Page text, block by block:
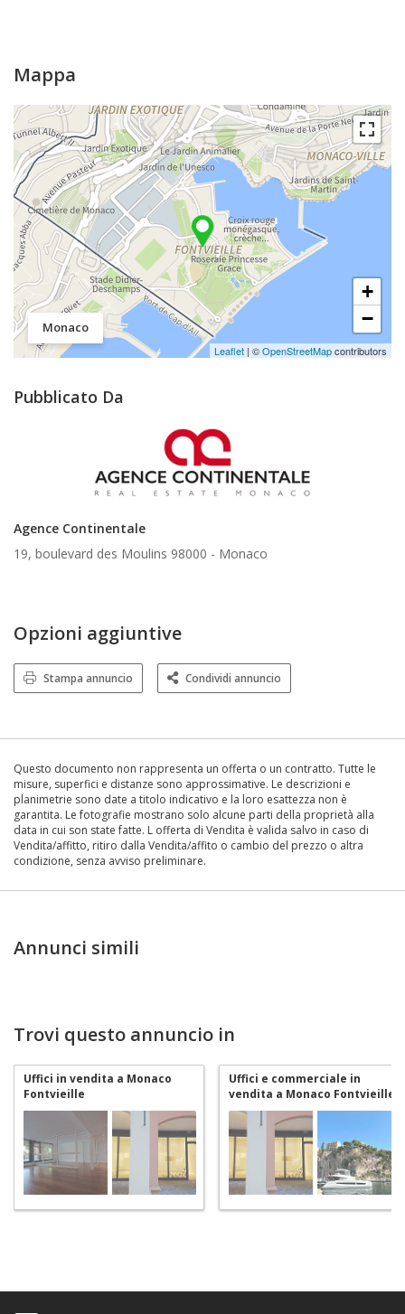
Mappa
Monaco
+
−
Leaflet | ©OpenStreetMapcontributors
Pubblicato Da
Agence Continentale
19, boulevard des Moulins 98000 - Monaco
Opzioni aggiuntive
Stampa annuncio Condividi annuncio
Questo documento non rappresenta un offerta o un contratto. Tutte le
misure, superfici e distanze sono approssimative. Le descrizioni e
planimetrie sono date a titolo indicativo e la loro esattezza non è
garantita. Le fotografie mostrano solo alcune parti della proprietà alla
data in cui son state fatte. L offerta di Vendita è valida salvo in caso di
Vendita/affitto, ritiro dalla Vendita/affito o cambio del prezzo o altra
condizione, senza avviso preliminare.
Annunci simili
Trovi questo annuncio in
Uffici in vendita a Monaco
Fontvieille
Uffici e commerciale in
vendita a Monaco Fontvieille